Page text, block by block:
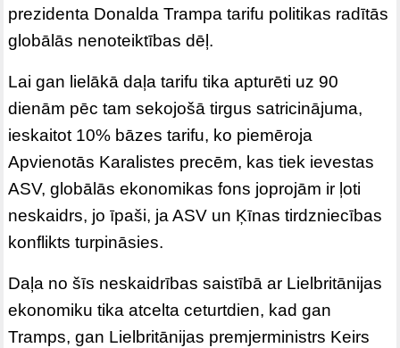
prezidenta Donalda Trampa tarifu politikas radītās
globālās nenoteiktības dēļ.
Lai gan lielākā daļa tarifu tika apturēti uz 90
dienām pēc tam sekojošā tirgus satricinājuma,
ieskaitot 10% bāzes tarifu, ko piemēroja
Apvienotās Karalistes precēm, kas tiek ievestas
ASV, globālās ekonomikas fons joprojām ir ļoti
neskaidrs, jo īpaši, ja ASV un Ķīnas tirdzniecības
konflikts turpināsies.
Daļa no šīs neskaidrības saistībā ar Lielbritānijas
ekonomiku tika atcelta ceturtdien, kad gan
Tramps, gan Lielbritānijas premjerministrs Keirs